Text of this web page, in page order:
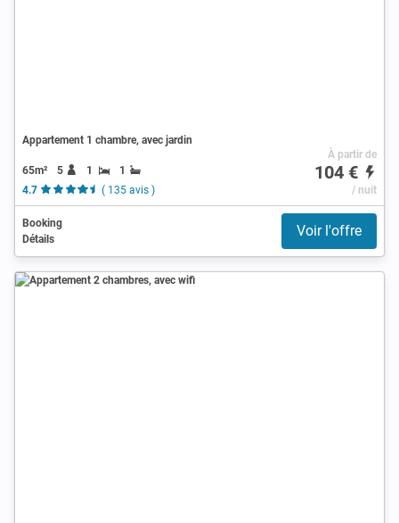
Appartement 1 chambre, avec jardin
65m² 5 1
1
4.7
( 135 avis )
À partir de
104 €
/ nuit
Booking
Détails
Voir l'offre